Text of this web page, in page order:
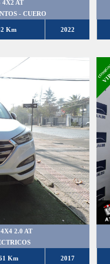
4X2 AT
- CUERO
Km 2022
2.0 AT
Km 2017